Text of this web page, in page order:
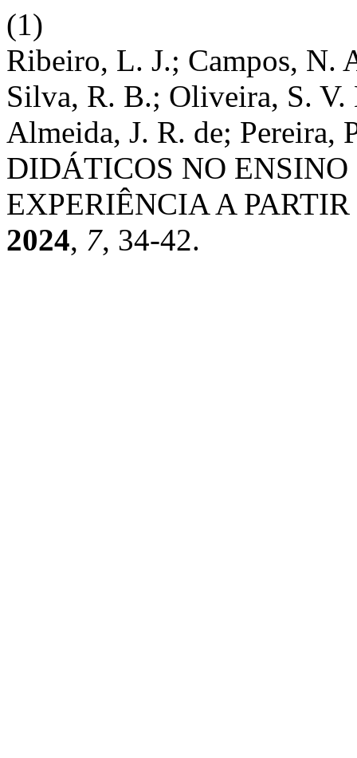
(1)
Ribeiro, L. J.; Campos, N.
Silva, R. B.; Oliveira, S. V.
Almeida, J. R. de; Pereira,
DIDÁTICOS NO
EXPERIÊNCIA A
2024, 7, 34-42.